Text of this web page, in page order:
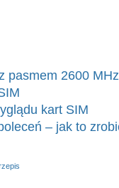
pasmem 2600 MHz
kart SIM
– jak to